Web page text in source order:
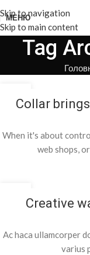
Skip to navigation
Skip to main content
МЕНЮ
Tag
СЕР
Collar
When it's about
web shops,
Creative
Ac haca ullamcorper
varius